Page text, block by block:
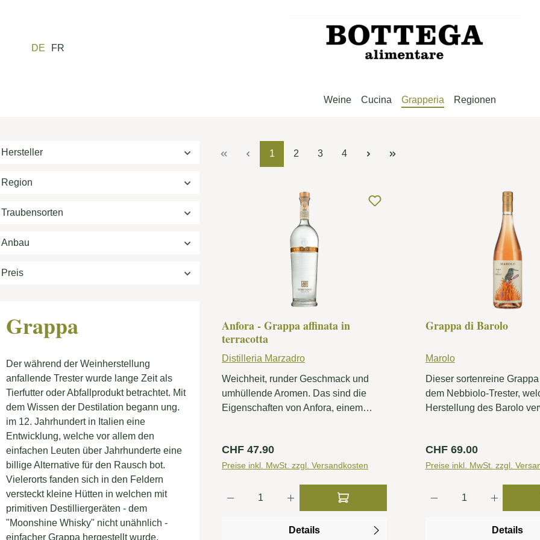
DE FR
Weine Cucina Grapperia Regionen
Hersteller
Region
Traubensorten
Anbau
Preis
Grappa
Der während der Weinherstellung
anfallende Trester wurde lange Zeit als
Tierfutter oder Abfallprodukt betrachtet. Mit
dem Wissen der Destilation begann ung.
im 12. Jahrhundert in Italien eine
Entwicklung, welche vor allem den
einfachen Leuten über Jahrhunderte eine
billige Alternative für den Rausch bot.
Vielerorts fanden sich in den Feldern
versteckt kleine Hütten in welchen mit
primitiven Destilliergeräten - dem
"Moonshine Whisky" nicht unähnlich -
einfacher Grappa hergestellt wurde.
Seite
1 Seite
2 Seite
3 Seite
4
Anfora - Grappa affinata in
terracotta
Distilleria Marzadro
Weichheit, runder Geschmack und
umhüllende Aromen. Das sind die
Eigenschaften von Anfora, einem
bringt, mit der Besonderheit, dass
seine Reifung nicht im Fass, sondern
Technik, die einen der ältesten dem
Menschen bekannten Behälter
den Transport und die Lagerung von
Regulärer Preis:
CHF 47.90
Preise inkl. MwSt. zzgl. Versandkosten
Produkt Anzahl: Gib den gewünschten Wert ein
Details
Grappa di Barolo
Marolo
Dieser sortenreine
dem Nebbiolo-Trester,
Herstellung des Barolo
Jahre in kleinen
Regulärer Preis:
CHF 69.00
Preise inkl. MwSt. zzgl.
Produkt Anzahl:
Details